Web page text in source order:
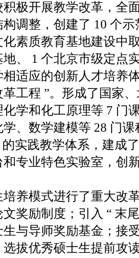
积极开展教学改革，全
调整，创建了 10 个
素质教育基地建设中
地、 1 个北京市级定点
适应的创新人才培养
革工程 ”。形成了国家
化学和化工原理等 7 门
、数学建模等 28 门
的实践教学体系，建成
专业特色实验室，创
养模式进行了重大改
奖励制度；引入 “ 末
生与导师奖励基金；接
拔优秀硕士生提前攻